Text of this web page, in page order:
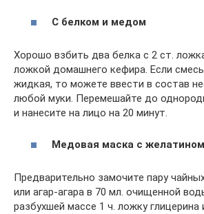
С белком и медом
Хорошо взбить два белка с 2 ст.
ложкой домашнего кефира. Если
жидкая, то можете ввести в состав
любой муки. Перемешайте до
и нанесите на лицо на 20 минут.
Медовая маска с
Предварительно замочите пару
или агар-агара в 70 мл. очищенной
разбухшей массе 1 ч. ложку глицерина